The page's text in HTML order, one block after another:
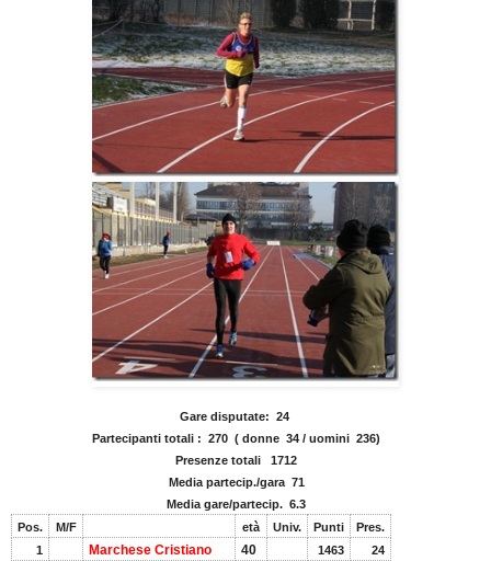
Gare disputate: 24
Partecipanti totali : 270  ( donne  34 / uomini  236)
Presenze totali 1712
Media partecip./gara 71
Media gare/partecip. 6.3
Pos.
M/F età Univ. Punti
Pres.
1
Marchese Cristiano 40 1463
24